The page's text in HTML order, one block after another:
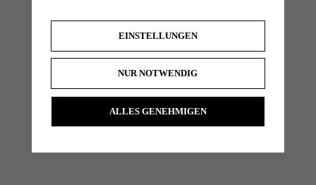
EINSTELLUNGEN
NUR NOTWENDIG
ALLES GENEHMIGEN